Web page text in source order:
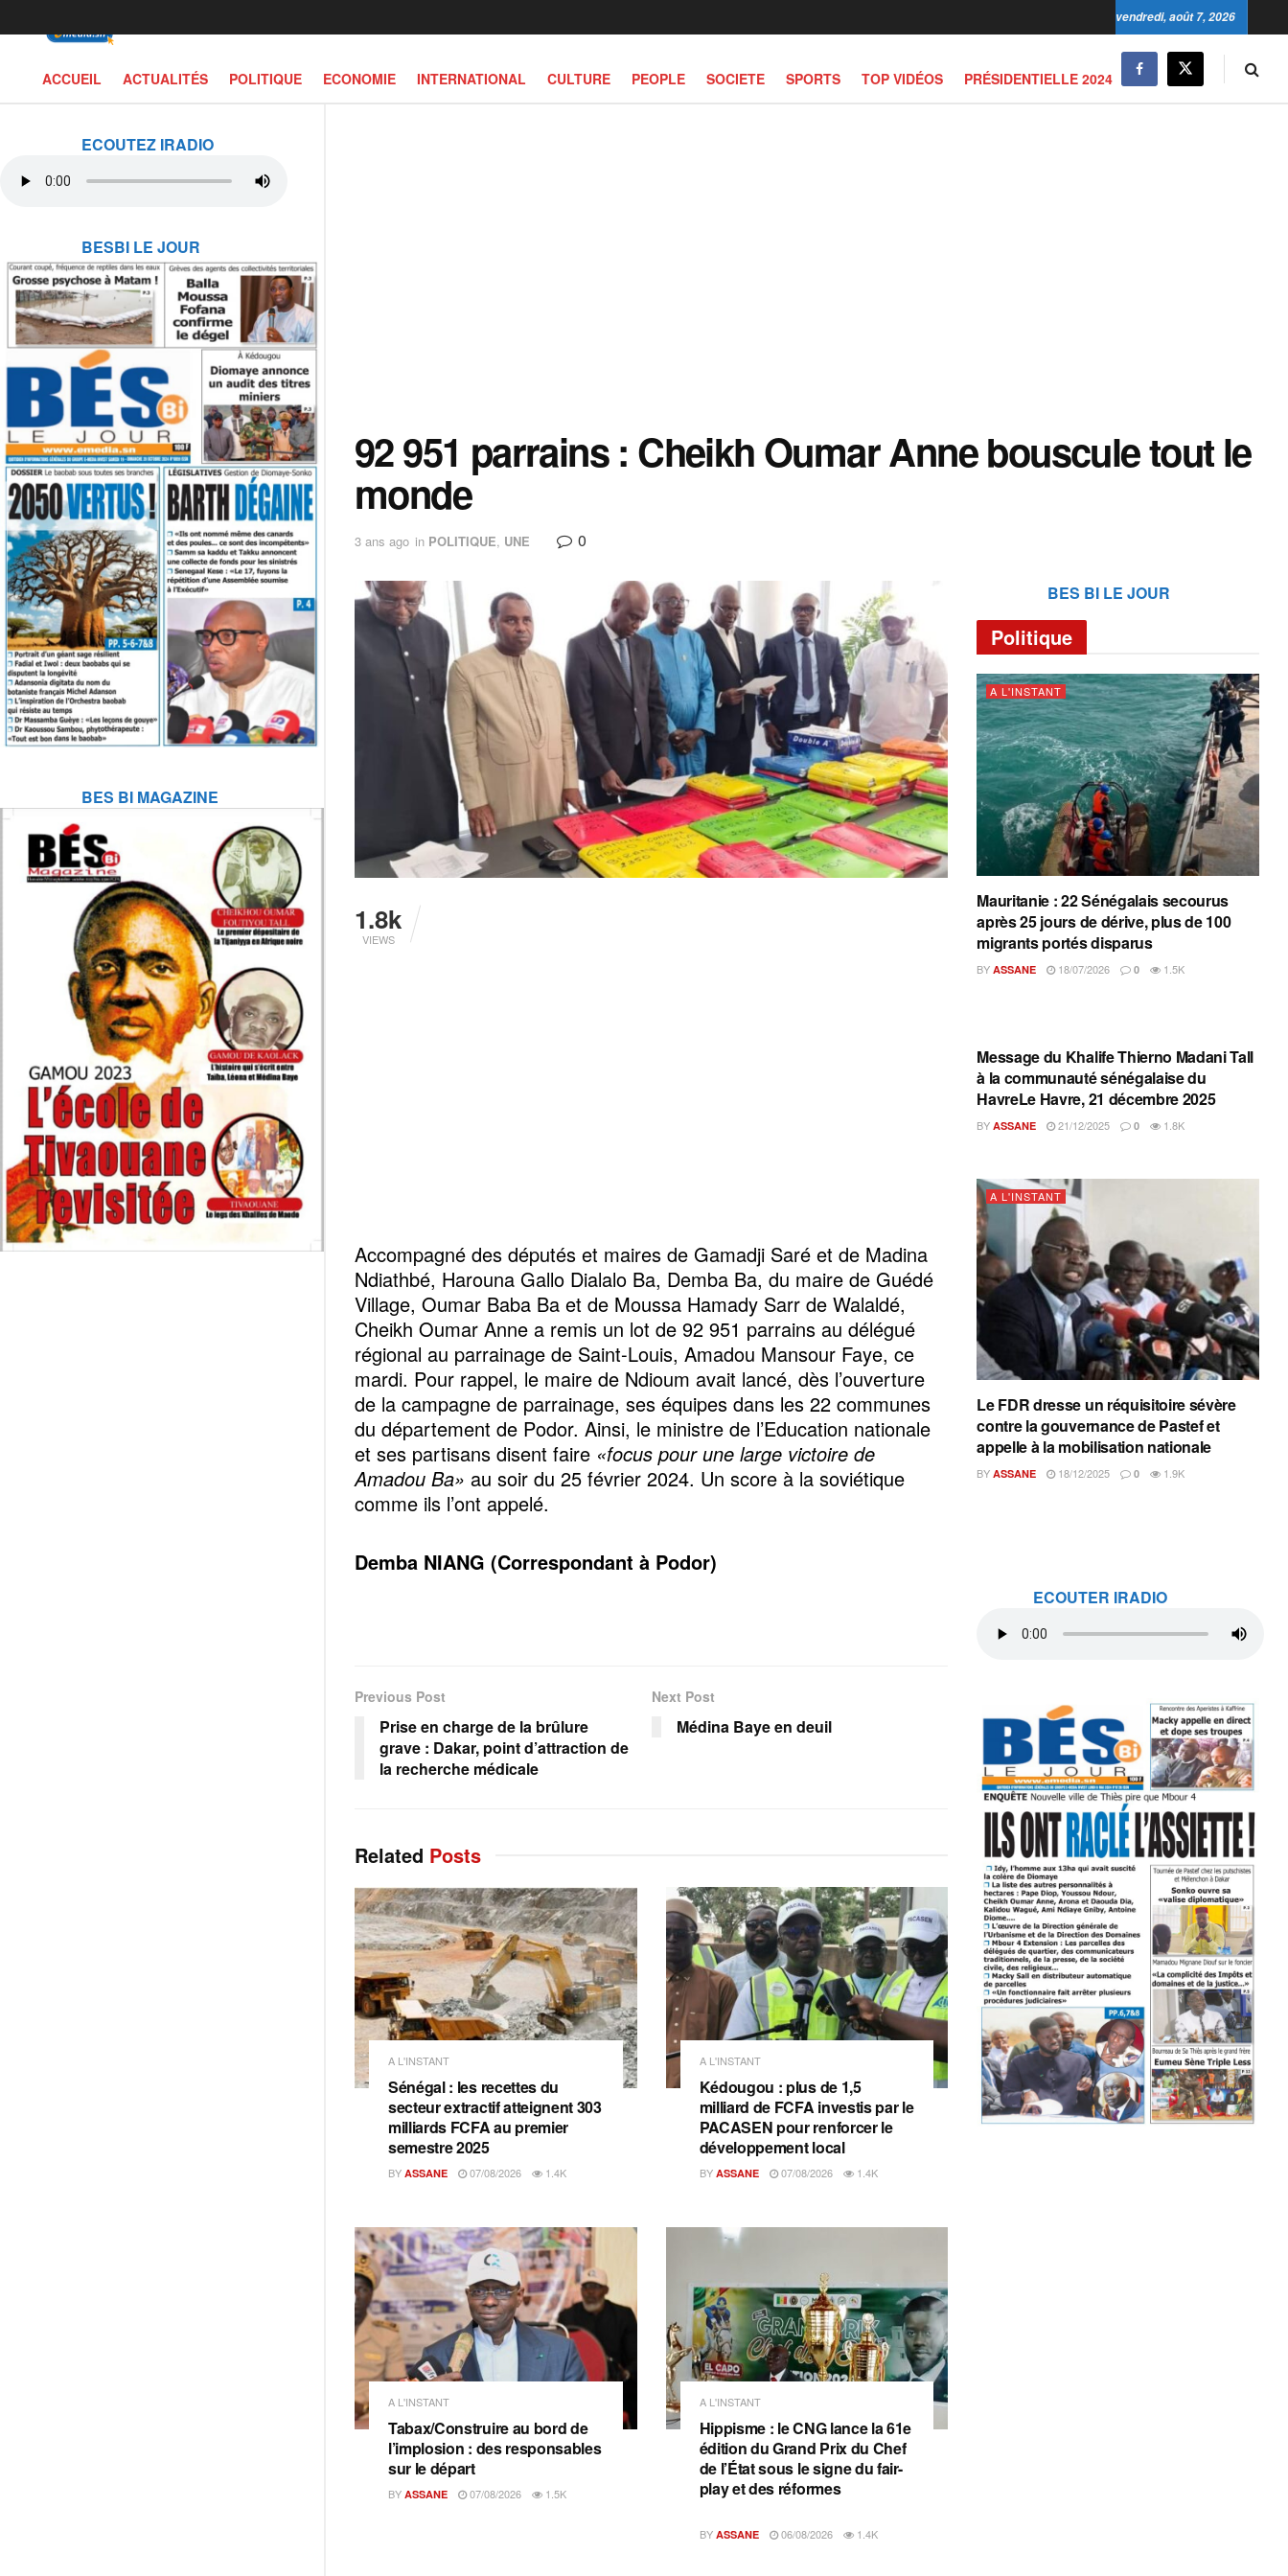
ECOUTEZ IRADIO
BESBI LE JOUR
BES BI MAGAZINE
vendredi, août 7, 2026
ACCUEIL ACTUALITÉS POLITIQUE ECONOMIE INTERNATIONAL CULTURE PEOPLE SOCIETE SPORTS TOP VIDÉOS PRÉSIDENTIELLE 2024
92 951 parrains : Cheikh Oumar Anne bouscule tout le
monde
3 ans ago in POLITIQUE, UNE 0
1.8k
VIEWS
Accompagné des députés et maires de Gamadji Saré et de Madina
Ndiathbé, Harouna Gallo Dialalo Ba, Demba Ba, du maire de Guédé
Village, Oumar Baba Ba et de Moussa Hamady Sarr de Walaldé,
Cheikh Oumar Anne a remis un lot de 92 951 parrains au délégué
régional au parrainage de Saint-Louis, Amadou Mansour Faye, ce
mardi. Pour rappel, le maire de Ndioum avait lancé, dès l’ouverture
de la campagne de parrainage, ses équipes dans les 22 communes
du département de Podor. Ainsi, le ministre de l’Education nationale
et ses partisans disent faire «focus pour une large victoire de
Amadou Ba» au soir du 25 février 2024. Un score à la soviétique
comme ils l’ont appelé.
Demba NIANG (Correspondant à Podor)
Previous Post
Prise en charge de la brûlure
grave : Dakar, point d’attraction de
la recherche médicale
Next Post
Médina Baye en deuil
Related Posts
A L'INSTANT
Sénégal : les recettes du
secteur extractif atteignent 303
milliards FCFA au premier
semestre 2025
BY ASSANE 07/08/2026 1.4K
A L'INSTANT
Kédougou : plus de 1,5
milliard de FCFA investis par le
PACASEN pour renforcer le
développement local
BY ASSANE 07/08/2026 1.4K
A L'INSTANT
Tabax/Construire au bord de
l’implosion : des responsables
sur le départ
BY ASSANE 07/08/2026 1.5K
A L'INSTANT
Hippisme : le CNG lance la 61e
édition du Grand Prix du Chef
de l’État sous le signe du fair-
play et des réformes
BY ASSANE 06/08/2026 1.4K
BES BI LE JOUR
Politique
A L'INSTANT
Mauritanie : 22 Sénégalais secourus
après 25 jours de dérive, plus de 100
migrants portés disparus
BY ASSANE 18/07/2026 0 1.5K
A L'INSTANT
Message du Khalife Thierno Madani Tall
à la communauté sénégalaise du
HavreLe Havre, 21 décembre 2025
BY ASSANE 21/12/2025 0 1.8K
A L'INSTANT
Le FDR dresse un réquisitoire sévère
contre la gouvernance de Pastef et
appelle à la mobilisation nationale
BY ASSANE 18/12/2025 0 1.9K
ECOUTER IRADIO